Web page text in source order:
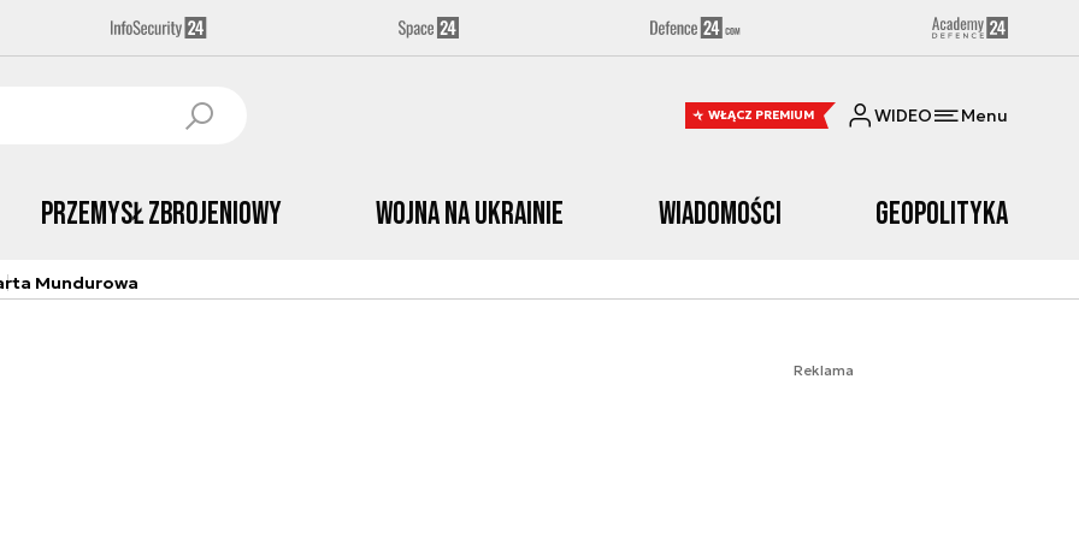
WŁĄCZ PREMIUM WIDEO Menu
Przemysł Zbrojeniowy Wojna na Ukrainie Wiadomości Geopolityka
Mundurowa
Reklama